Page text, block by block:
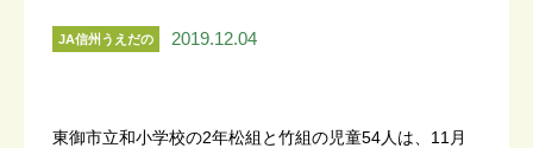
JA信州うえだの
2019.12.04
東御市立和小学校の2年松組と竹組の児童54人は、11月